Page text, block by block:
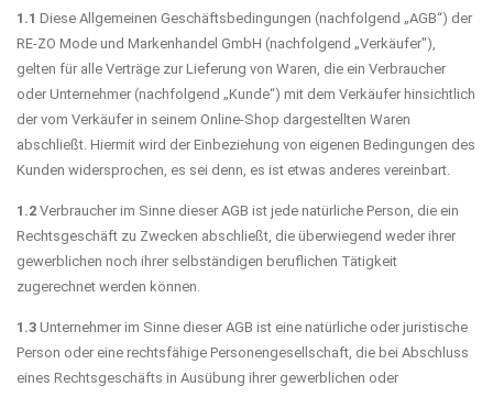
1.1 Diese Allgemeinen Geschäftsbedingungen (nachfolgend „AGB“) der
RE-ZO Mode und Markenhandel GmbH (nachfolgend „Verkäufer"),
gelten für alle Verträge zur Lieferung von Waren, die ein Verbraucher
oder Unternehmer (nachfolgend „Kunde“) mit dem Verkäufer hinsichtlich
der vom Verkäufer in seinem Online-Shop dargestellten Waren
abschließt. Hiermit wird der Einbeziehung von eigenen Bedingungen des
Kunden widersprochen, es sei denn, es ist etwas anderes vereinbart.
1.2 Verbraucher im Sinne dieser AGB ist jede natürliche Person, die ein
Rechtsgeschäft zu Zwecken abschließt, die überwiegend weder ihrer
gewerblichen noch ihrer selbständigen beruflichen Tätigkeit
zugerechnet werden können.
1.3 Unternehmer im Sinne dieser AGB ist eine natürliche oder juristische
Person oder eine rechtsfähige Personengesellschaft, die bei Abschluss
eines Rechtsgeschäfts in Ausübung ihrer gewerblichen oder